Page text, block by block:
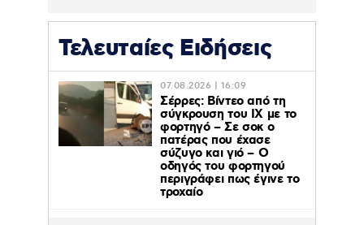
Τελευταίες Ειδήσεις
07.08.2026 | 16:09
Σέρρες: Βίντεο από τη
σύγκρουση του ΙΧ με το
φορτηγό – Σε σοκ ο
πατέρας που έχασε
σύζυγο και γιό – Ο
οδηγός του φορτηγού
περιγράφει πως έγινε το
τροχαίο